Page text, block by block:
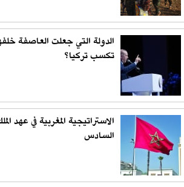
الدولة التي جعلت العاصفة
تكسب تركيا؟
الاستراتيجية المغربية في عهد
السادس